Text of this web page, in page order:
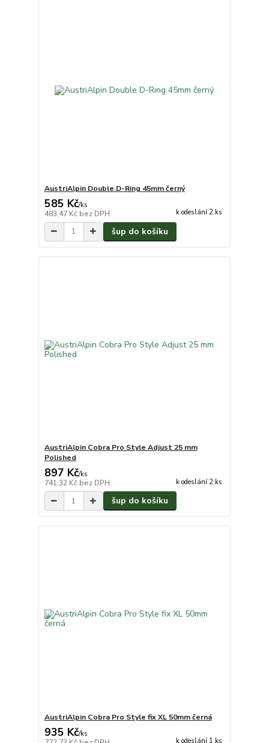
AustriAlpin Double D-Ring 45mm černý
585 Kč/ks
483,47 Kč bez DPH k odeslání 2 ks
šup do košíku
AustriAlpin Cobra Pro Style Adjust 25 mm
Polished
897 Kč/ks
741,32 Kč bez DPH k odeslání 2 ks
šup do košíku
AustriAlpin Cobra Pro Style fix XL 50mm černá
935 Kč/ks
k odeslání 1 ks